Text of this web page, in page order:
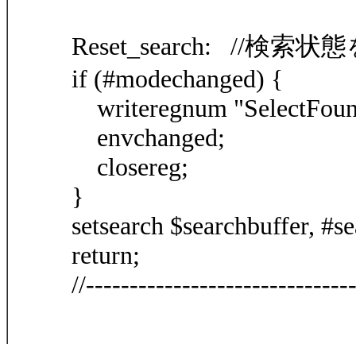
Reset_search: //検索状
if (#modechanged) {
writeregnum
envchanged;
closereg;
}
setsearch $searchbuffer,
return;